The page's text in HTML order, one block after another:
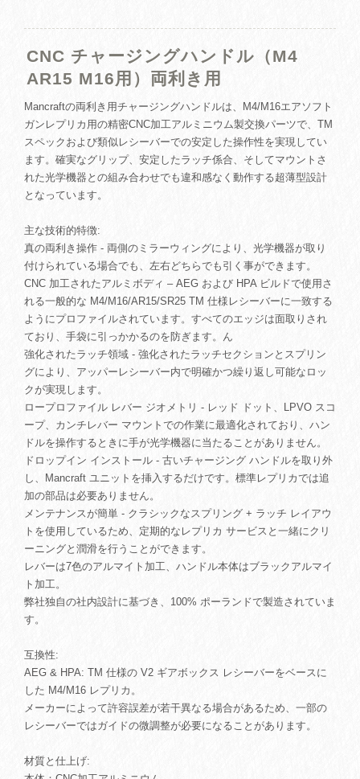
CNC チャージングハンドル（M4
AR15 M16用）両利き用
Mancraftの両利き用チャージングハンドルは、M4/M16エアソフト
ガンレプリカ用の精密CNC加工アルミニウム製交換パーツで、TM
スペックおよび類似レシーバーでの安定した操作性を実現してい
ます。確実なグリップ、安定したラッチ係合、そしてマウントさ
れた光学機器との組み合わせでも違和感なく動作する超薄型設計
となっています。
主な技術的特徴:
真の両利き操作 - 両側のミラーウィングにより、光学機器が取り
付けられている場合でも、左右どちらでも引く事ができます。
CNC 加工されたアルミボディ – AEG および HPA ビルドで使用さ
れる一般的な M4/M16/AR15/SR25 TM 仕様レシーバーに一致する
ようにプロファイルされています。すべてのエッジは面取りされ
ており、手袋に引っかかるのを防ぎます。ん
強化されたラッチ領域 - 強化されたラッチセクションとスプリン
グにより、アッパーレシーバー内で明確かつ繰り返し可能なロッ
クが実現します。
ロープロファイル レバー ジオメトリ - レッド ドット、LPVO スコ
ープ、カンチレバー マウントでの作業に最適化されており、ハン
ドルを操作するときに手が光学機器に当たることがありません。
ドロップイン インストール - 古いチャージング ハンドルを取り外
し、Mancraft ユニットを挿入するだけです。標準レプリカでは追
加の部品は必要ありません。
メンテナンスが簡単 - クラシックなスプリング + ラッチ レイアウ
トを使用しているため、定期的なレプリカ サービスと一緒にクリ
ーニングと潤滑を行うことができます。
レバーは7色のアルマイト加工、ハンドル本体はブラックアルマイ
ト加工。
弊社独自の社内設計に基づき、100% ポーランドで製造されていま
す。
互換性:
AEG & HPA: TM 仕様の V2 ギアボックス レシーバーをベースに
した M4/M16 レプリカ。
メーカーによって許容誤差が若干異なる場合があるため、一部の
レシーバーではガイドの微調整が必​​要になることがあります。
材質と仕上げ: